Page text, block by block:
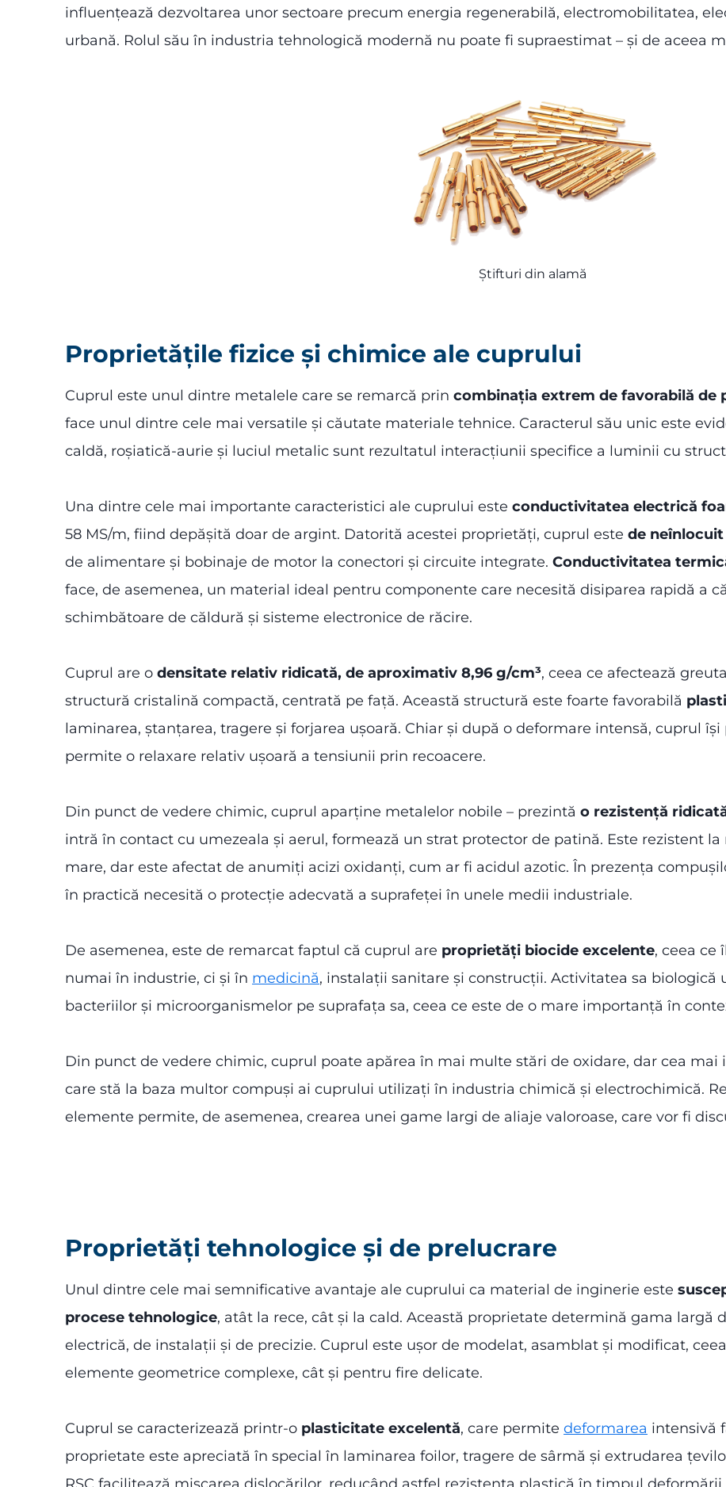
influențează dezvoltarea unor sectoare precum energia regenerabilă, electromobilitatea,
urbană. Rolul său în industria tehnologică modernă nu poate fi supraestimat – și de aceea
Știfturi din alamă
Proprietățile fizice și chimice ale cuprului
Cuprul este unul dintre metalele care se remarcă prin combinația extrem de favorabilă de
face unul dintre cele mai versatile și căutate materiale tehnice. Caracterul său unic este
caldă, roșiatică-aurie și luciul metalic sunt rezultatul interacțiunii specifice a luminii cu
Una dintre cele mai importante caracteristici ale cuprului este conductivitatea electrică
58 MS/m, fiind depășită doar de argint. Datorită acestei proprietăți, cuprul este de
de alimentare și bobinaje de motor la conectori și circuite integrate. Conductivitatea
face, de asemenea, un material ideal pentru componente care necesită disiparea rapidă a
schimbătoare de căldură și sisteme electronice de răcire.
Cuprul are o densitate relativ ridicată, de aproximativ 8,96 g/cm³, ceea ce afectează
structură cristalină compactă, centrată pe față. Această structură este foarte favorabilă
laminarea, ștanțarea, tragere și forjarea ușoară. Chiar și după o deformare intensă, cuprul
permite o relaxare relativ ușoară a tensiunii prin recoacere.
Din punct de vedere chimic, cuprul aparține metalelor nobile – prezintă o rezistență
intră în contact cu umezeala și aerul, formează un strat protector de patină. Este rezistent
mare, dar este afectat de anumiți acizi oxidanți, cum ar fi acidul azotic. În prezența
în practică necesită o protecție adecvată a suprafeței în unele medii industriale.
De asemenea, este de remarcat faptul că cuprul are proprietăți biocide excelente, ceea ce
numai în industrie, ci și în medicină, instalații sanitare și construcții. Activitatea sa
bacteriilor și microorganismelor pe suprafața sa, ceea ce este de o mare importanță în
Din punct de vedere chimic, cuprul poate apărea în mai multe stări de oxidare, dar cea mai
care stă la baza multor compuși ai cuprului utilizați în industria chimică și electrochimică.
elemente permite, de asemenea, crearea unei game largi de aliaje valoroase, care vor fi
Proprietăți tehnologice și de prelucrare
Unul dintre cele mai semnificative avantaje ale cuprului ca material de inginerie este
procese tehnologice, atât la rece, cât și la cald. Această proprietate determină gama
electrică, de instalații și de precizie. Cuprul este ușor de modelat, asamblat și modificat,
elemente geometrice complexe, cât și pentru fire delicate.
Cuprul se caracterizează printr-o plasticitate excelentă, care permite deformarea intensivă
proprietate este apreciată în special în laminarea foilor, tragere de sârmă și extrudarea
RSC facilitează mișcarea dislocărilor, reducând astfel rezistența plastică în timpul